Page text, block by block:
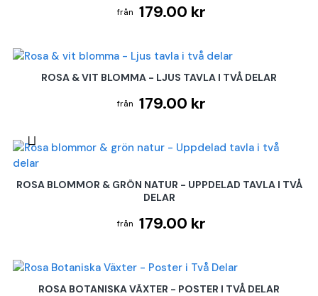
179.00 kr
ROSA & VIT BLOMMA - LJUS TAVLA I TVÅ DELAR
179.00 kr
ROSA BLOMMOR & GRÖN NATUR - UPPDELAD TAVLA I TVÅ
DELAR
179.00 kr
ROSA BOTANISKA VÄXTER - POSTER I TVÅ DELAR